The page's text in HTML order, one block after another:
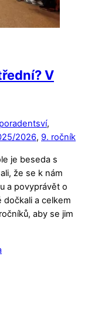
V
,
2026, 9. ročník
je beseda s
že se k nám
a povyprávět o
dočkali a celkem
aby se jim